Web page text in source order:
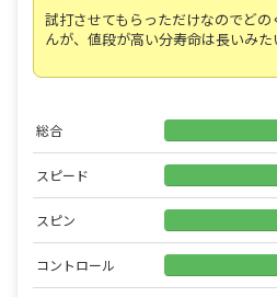
試打させてもらっただけなのでど
んが、値段が高い分寿命は長いみた
総合
スピード
スピン
コントロール